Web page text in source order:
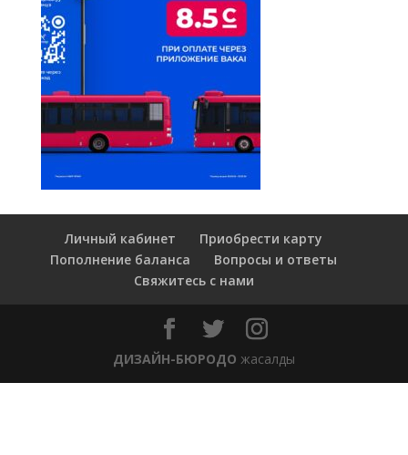
Личный кабинет
Приобрести карту
Пополнение баланса
Вопросы и ответы
Свяжитесь с нами
ДИЗАЙН-БЮРОДО жасалды